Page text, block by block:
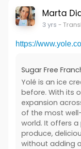
Marta
3 yrs -
https://
Sugar Free
Yolé is an ice
before. With its
expansion
of the most
world. It offers
produce,
without adding